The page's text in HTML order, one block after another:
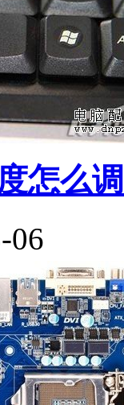
怎么
06